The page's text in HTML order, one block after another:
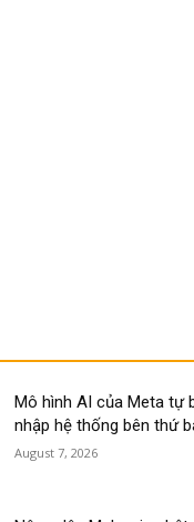
Mô hình AI của Meta tự
nhập hệ thống bên thứ
August 7, 2026